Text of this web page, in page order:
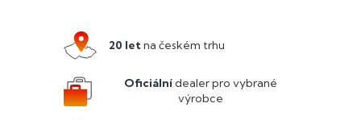
20 letna českém trhu
Oficiálnídealer pro vybrané
výrobce